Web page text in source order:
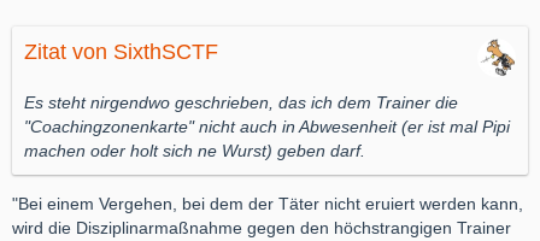
Zitat von SixthSCTF
Es steht nirgendwo geschrieben, das ich dem Trainer die
"Coachingzonenkarte" nicht auch in Abwesenheit (er ist mal Pipi
machen oder holt sich ne Wurst) geben darf.
"Bei einem Vergehen, bei dem der Täter nicht eruiert werden kann,
wird die Disziplinarmaßnahme gegen den höchstrangigen Trainer